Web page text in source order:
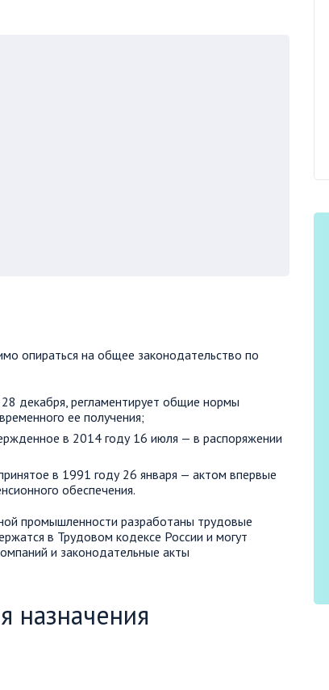
опираться на общее законодательство по
декабря, регламентирует общие нормы
ее получения;
в 2014 году 16 июля — в распоряжении
в 1991 году 26 января — актом впервые
обеспечения.
промышленности разработаны трудовые
в Трудовом кодексе России и могут
и законодательные акты
назначения